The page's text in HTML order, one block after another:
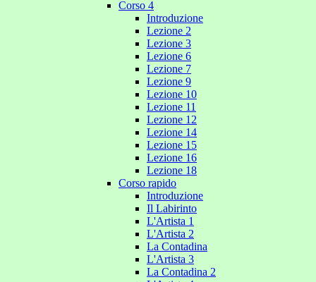
Corso 4
Introduzione
Lezione 2
Lezione 3
Lezione 6
Lezione 7
Lezione 9
Lezione 10
Lezione 11
Lezione 12
Lezione 14
Lezione 15
Lezione 16
Lezione 18
Corso rapido
Introduzione
Il Labirinto
L'Artista 1
L'Artista 2
La Contadina
L'Artista 3
La Contadina 2